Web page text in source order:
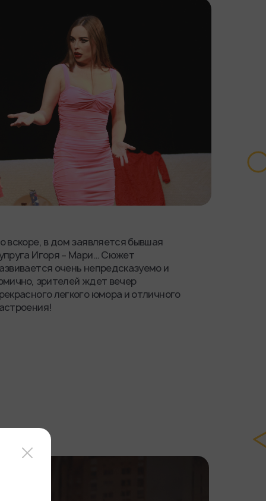
вскоре, в дом заявляется бывшая
Игоря – Мари… Сюжет
очень непредсказуемо и
зрителей ждет вечер
легкого юмора и отличного